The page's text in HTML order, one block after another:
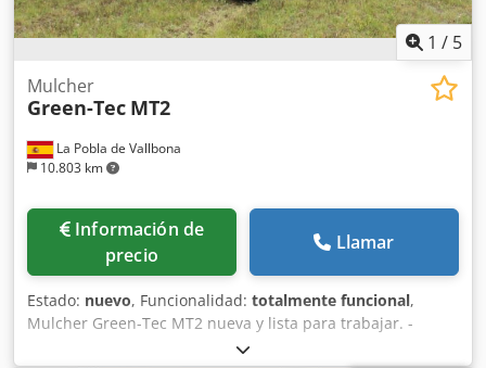
1 / 5
La Pobla de Vallbona
10.803 km
Mulcher
Green-Tec MT2
Información de
precio
Llamar
Estado: nuevo, Funcionalidad: totalmente funcional,
Mulcher Green-Tec MT2 nueva y lista para trabajar. -
Dimensiones • Largo: 3,4 metros (11’ 1’’) • Ancho: 2 metros